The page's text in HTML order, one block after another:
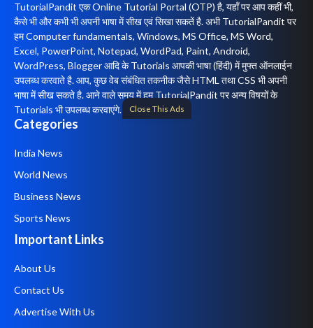
Close This Ads
TutorialPandit एक Online Tutorial Portal (OTP) है, यहाँ पर आप कहीं भी,
कैसे भी और कभी भी अपनी भाषा में सीख एवं सिखा सकतें है. अभी TutorialPandit पर
हम Computer fundamentals, Windows, MS Office, MS Word,
Excel, PowerPoint, Notepad, WordPad, Paint, Android,
WordPress, Blogger आदि के Tutorials आपकी भाषा (हिंदी) में मुफ्त ऑनलाईन
उपलब्ध करवाते है. आप, कुछ वेब संबंधित तकनीक जैसे HTML तथा CSS भी अपनी
भाषा में सीख सकते है. आने वाले समय में हम TutorialPandit पर अन्य विषयों के
Tutorials भी उपलब्ध करवाएंगे.
Categories
India News
World News
Business News
Sports News
Important Links
About Us
Contact Us
Advertise With Us